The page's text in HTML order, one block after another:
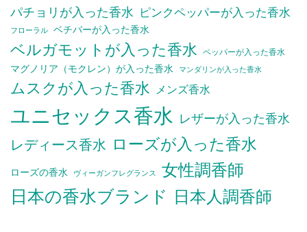
パチョリが入った香水 ピンクペッパーが入った香水
フローラル ベチバーが入った香水
ベルガモットが入った香水 ペッパーが入った香水
マグノリア（モクレン）が入った香水 マンダリンが入った香水
ムスクが入った香水 メンズ香水
ユニセックス香水 レザーが入った香水
レディース香水 ローズが入った香水
ローズの香水 ヴィーガンフレグランス
女性調香師
日本の香水ブランド 日本人調香師